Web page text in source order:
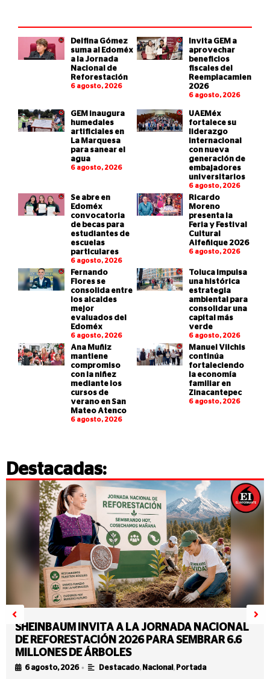
Delfina Gómez
suma al Edoméx
a la Jornada
Nacional de
Reforestación
6 agosto, 2026
Invita GEM a
aprovechar
beneficios
fiscales del
Reemplacamiento
2026
6 agosto, 2026
GEM inaugura
humedales
artificiales en
La Marquesa
para sanear el
agua
6 agosto, 2026
UAEMéx
fortalece su
liderazgo
internacional
con nueva
generación de
embajadores
universitarios
6 agosto, 2026
Se abre en
Edoméx
convocatoria
de becas para
estudiantes de
escuelas
particulares
6 agosto, 2026
Ricardo
Moreno
presenta la
Feria y Festival
Cultural
Alfeñique 2026
6 agosto, 2026
Fernando
Flores se
consolida entre
los alcaldes
mejor
evaluados del
Edoméx
6 agosto, 2026
Toluca impulsa
una histórica
estrategia
ambiental para
consolidar una
capital más
verde
6 agosto, 2026
Ana Muñiz
mantiene
compromiso
con la niñez
mediante los
cursos de
verano en San
Mateo Atenco
6 agosto, 2026
Manuel Vilchis
continúa
fortaleciendo
la economía
familiar en
Zinacantepec
6 agosto, 2026
Destacadas:
SHEINBAUM INVITA A LA JORNADA NACIONAL
DE REFORESTACIÓN 2026 PARA SEMBRAR 6.6
MILLONES DE ÁRBOLES
6 agosto, 2026 • Destacado, Nacional , Portada